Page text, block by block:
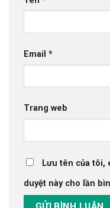
Email *
Trang web
Lưu tên của tôi,
duyệt này cho lần